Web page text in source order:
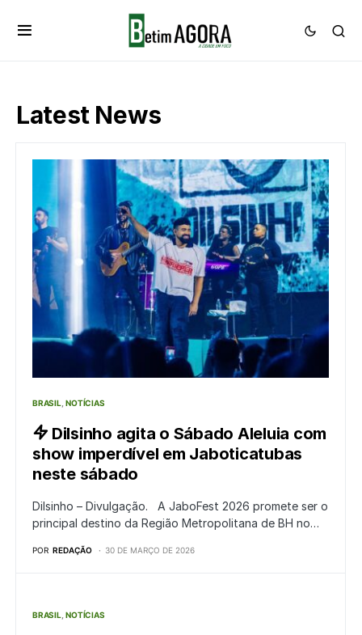
Latest News
BRASIL NOTÍCIAS
Dilsinho agita o Sábado Aleluia com
show imperdível em Jaboticatubas
neste sábado
Dilsinho – Divulgação. A JaboFest 2026 promete ser o
principal destino da Região Metropolitana de BH no…
POR REDAÇÃO 30 DE MARÇO DE 2026
BRASIL NOTÍCIAS